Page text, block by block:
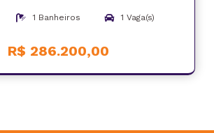
1 Banheiros 1 Vaga(s)
R$ 286.200,00